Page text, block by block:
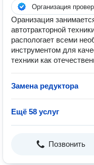
Организация
Оранизация
автотракторной
распологает всеми
инструментом для
техники как
Замена редуктора
Ещё 58 услуг
Позвонить